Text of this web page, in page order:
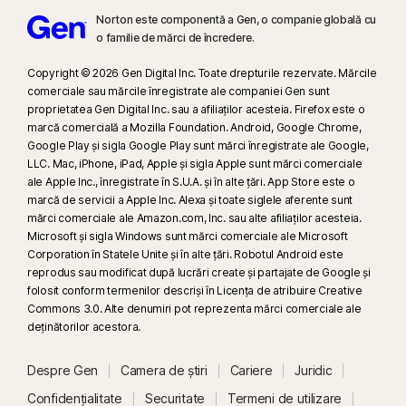
Pe baza unui test al altor opt produse VPN de top selectate de Gen din
VPN, realizat de PassMark Software, la cererea Gen, în noiembrie 2023.
Pentru a suprima majoritatea alertelor pentru Windows, trebuie să fie
utilizat modul ecran complet.
Protecția automată împotriva deepfake funcționează doar pentru
videoclipuri în limba engleză, pe platformele video/rețelele de socializare
acceptate; pe celelalte platforme, folosiți scanarea manuală. Necesită
Windows 11 sau o versiune ulterioară și un browser acceptat. În plus,
detecția automată necesită un PC AI (CPU de minimum 8 nuclee
Qualcomm sau Intel, 16 GB RAM) sau un PC non-AI (CPU de minimum 6
nuclee de la orice marcă, 16 GB RAM). Pe PC-urile non-AI cu CPU de
minimum 4 nuclee, 8 GB RAM, este disponibilă doar scanarea manuală.
Funcția Protecție împotriva deepfake din asistentul cu AI Norton Genie
Norton este componentă a Gen, o companie globală cu
o familie de mărci de încredere.
Copyright © 2026 Gen Digital Inc. Toate drepturile rezervate. Mărcile
comerciale sau mărcile înregistrate ale companiei Gen sunt
proprietatea Gen Digital Inc. sau a afiliaților acesteia. Firefox este o
marcă comercială a Mozilla Foundation. Android, Google Chrome,
Google Play și sigla Google Play sunt mărci înregistrate ale Google,
LLC. Mac, iPhone, iPad, Apple și sigla Apple sunt mărci comerciale
ale Apple Inc., înregistrate în S.U.A. și în alte țări. App Store este o
marcă de servicii a Apple Inc. Alexa și toate siglele aferente sunt
mărci comerciale ale Amazon.com, Inc. sau alte afiliaților acesteia.
Microsoft și sigla Windows sunt mărci comerciale ale Microsoft
Corporation în Statele Unite și în alte țări. Robotul Android este
reprodus sau modificat după lucrări create și partajate de Google și
folosit conform termenilor descriși în Licența de atribuire Creative
Commons 3.0. Alte denumiri pot reprezenta mărci comerciale ale
deţinătorilor acestora.
Despre Gen Camera de știri Cariere
Juridic
Confidențialitate
Securitate Termeni de utilizare